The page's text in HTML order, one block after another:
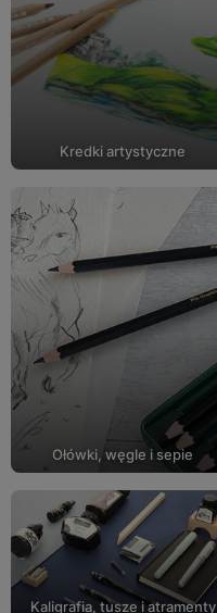
Kredki artystyczne
Ołówki, węgle i sepie
Kaligrafia, tusze i atramenty